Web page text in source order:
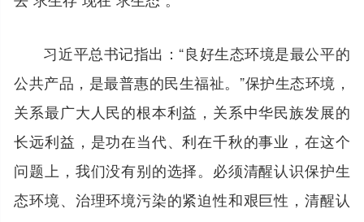
习近平总书记指出：“良好生态环境是最公平的
公共产品，是最普惠的民生福祉。”保护生态环境，
关系最广大人民的根本利益，关系中华民族发展的
长远利益，是功在当代、利在千秋的事业，在这个
问题上，我们没有别的选择。必须清醒认识保护生
态环境、治理环境污染的紧迫性和艰巨性，清醒认